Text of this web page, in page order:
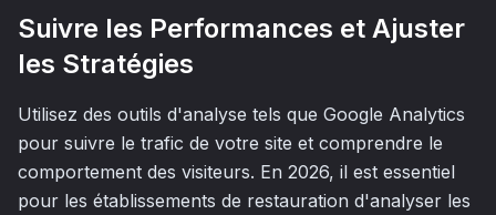
Suivre les Performances et Ajuster
les Stratégies
Utilisez des outils d'analyse tels que Google Analytics
pour suivre le trafic de votre site et comprendre le
comportement des visiteurs. En 2026, il est essentiel
pour les établissements de restauration d'analyser les